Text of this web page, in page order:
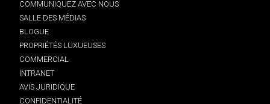
COMMUNIQUEZ AVEC NOUS
SALLE DES MÉDIAS
BLOGUE
PROPRIÉTÉS LUXUEUSES
COMMERCIAL
INTRANET
AVIS JURIDIQUE
CONFIDENTIALITÉ